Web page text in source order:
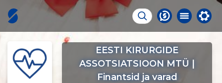
EESTI KIRURGIDE
ASSOTSIATSIOON MTÜ |
Finantsid ja varad